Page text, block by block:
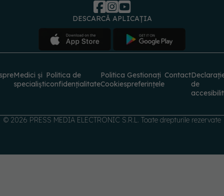
DESCARCĂ APLICAȚIA
Medici și
specialiști
Politica de
confidențialitate
Politica
Cookies
Gestionați
preferințele
Contact
de
© 2026 PRESS MEDIA ELECTRONIC S.R.L. Toate drepturile rezervate